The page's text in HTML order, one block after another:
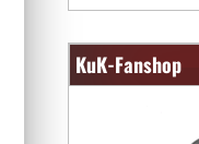
KuK-Fanshop